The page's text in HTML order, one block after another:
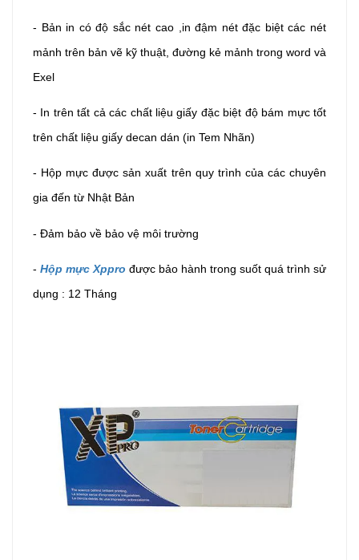
- Bản in có độ sắc nét cao ,in đậm nét đặc biệt các nét
mảnh trên bản vẽ kỹ thuật, đường kẻ mảnh trong word và
Exel
- In trên tất cả các chất liệu giấy đặc biệt độ bám mực tốt
trên chất liệu giấy decan dán (in Tem Nhãn)
- Hộp mực được sản xuất trên quy trình của các chuyên
gia đến từ Nhật Bản
- Đảm bảo về bảo vệ môi trường
- Hộp mực Xppro được bảo hành trong suốt quá trình sử
dụng : 12 Tháng